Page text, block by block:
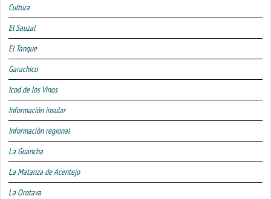
Cultura
El Sauzal
El Tanque
Garachico
Icod de los Vinos
Información insular
Información regional
La Guancha
La Matanza de Acentejo
La Orotava